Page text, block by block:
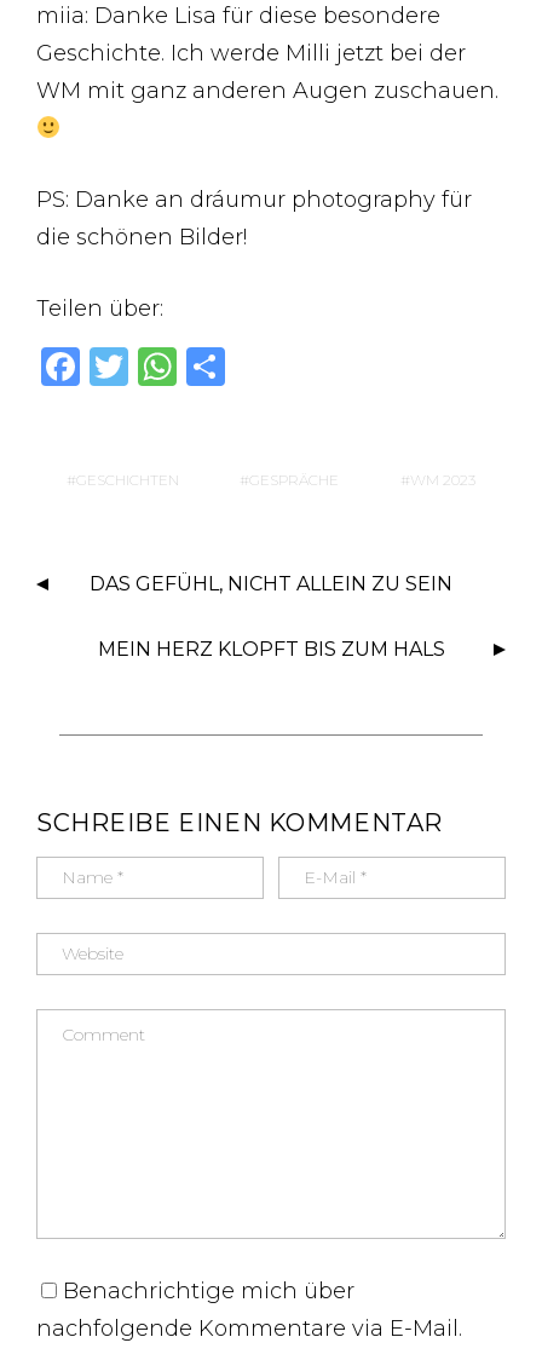
miia: Danke Lisa für diese besondere
Geschichte. Ich werde Milli jetzt bei der
WM mit ganz anderen Augen zuschauen.
PS: Danke an dráumur photography für
die schönen Bilder!
Teilen über:
F
e
o
k
T
te
W
s
p
p
n
GESCHICHTEN GESPRÄCHE WM 2023
DAS GEFÜHL, NICHT ALLEIN ZU SEIN
MEIN HERZ KLOPFT BIS ZUM HALS
SCHREIBE EINEN KOMMENTAR
Benachrichtige mich über
nachfolgende Kommentare via E-Mail.